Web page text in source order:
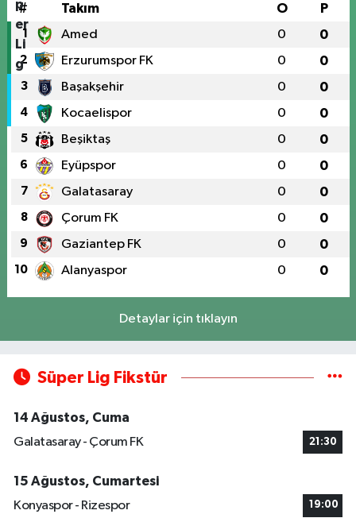
# Takım O P
1 Amed 0 0
2 Erzurumspor FK 0 0
3 Başakşehir 0 0
4 Kocaelispor 0 0
5 Beşiktaş 0 0
6 Eyüpspor 0 0
7 Galatasaray 0 0
8 Çorum FK 0 0
9 Gaziantep FK 0 0
10 Alanyaspor 0 0
Detaylar için tıklayın
Süper Lig Fikstür
14 Ağustos, Cuma
Galatasaray - Çorum FK
21:30
15 Ağustos, Cumartesi
Konyaspor - Rizespor
19:00